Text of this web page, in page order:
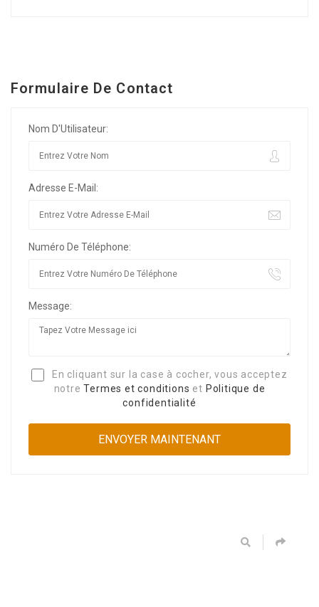
Formulaire De Contact
Nom D'Utilisateur:
Adresse E-Mail:
Numéro De Téléphone:
Message:
En cliquant sur la case à cocher, vous acceptez
notreTermes et conditions et Politique de
confidentialité